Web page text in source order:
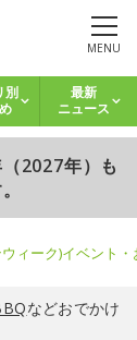
MENU
別
最新
ニュース
2027年）も
ィーク)イベント
などおでかけ